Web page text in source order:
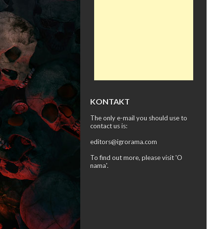
KONTAKT
The only e-mail you should use to
contact us is:
editors@igrorama.com
To find out more, please visit 'O
nama'.